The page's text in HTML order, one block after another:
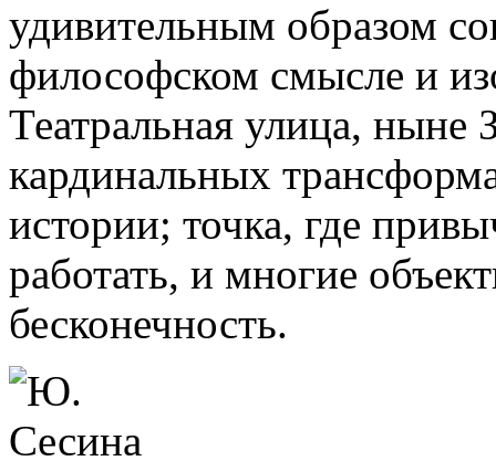
удивительным образом
философском смысле и
Театральная улица, ныне
кардинальных
истории; точка, где
работать, и многие
бесконечность.